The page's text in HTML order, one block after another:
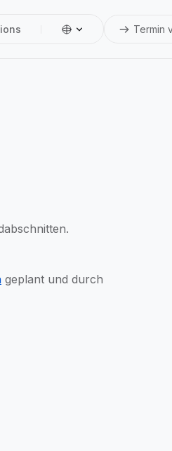
Termin
geplant und durch